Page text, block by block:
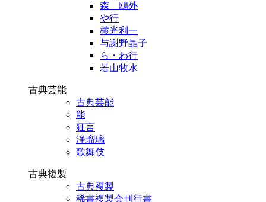
森 鴎外
や行
横光利一
与謝野晶子
ら・わ行
若山牧水
古典芸能
古典芸能
能
狂言
浄瑠璃
歌舞伎
古典複製
古典複製
稀書複製会刊行書